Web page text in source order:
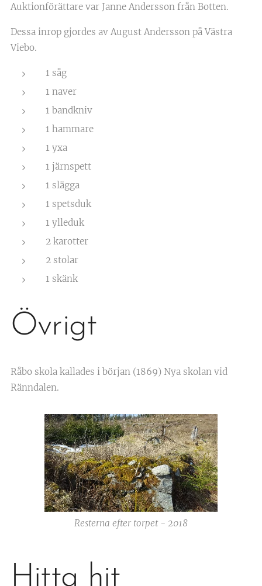
Auktionförättare var Janne Andersson från Botten.
Dessa inrop gjordes av August Andersson på Västra
Viebo.
1 såg
1 naver
1 bandkniv
1 hammare
1 yxa
1 järnspett
1 slägga
1 spetsduk
1 ylleduk
2 karotter
2 stolar
1 skänk
Övrigt
Råbo skola kallades i början (1869) Nya skolan vid
Ränndalen.
Resterna efter torpet - 2018
Hitta hit